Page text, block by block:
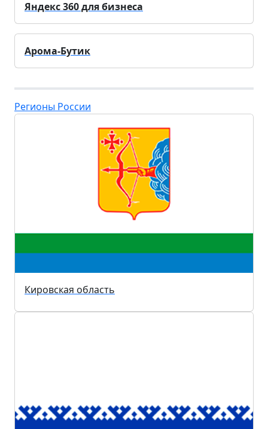
Яндекс 360 для бизнеса
Арома-Бутик
Регионы России
Кировская область